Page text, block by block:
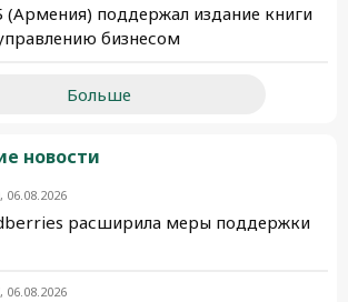
(Армения) поддержал издание книги
бизнесом
Больше
новости
06.08.2026
расширила меры поддержки
06.08.2026